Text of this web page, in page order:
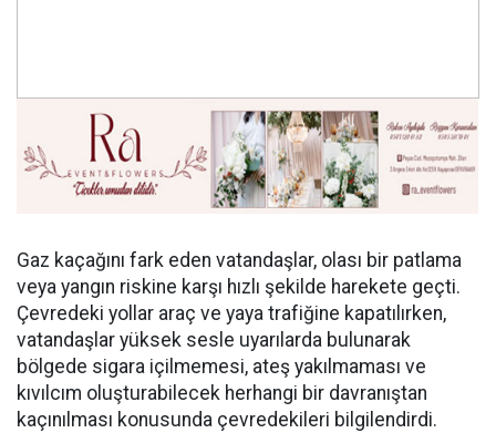
Gaz kaçağını fark eden vatandaşlar, olası bir patlama
veya yangın riskine karşı hızlı şekilde harekete geçti.
Çevredeki yollar araç ve yaya trafiğine kapatılırken,
vatandaşlar yüksek sesle uyarılarda bulunarak
bölgede sigara içilmemesi, ateş yakılmaması ve
kıvılcım oluşturabilecek herhangi bir davranıştan
kaçınılması konusunda çevredekileri bilgilendirdi.